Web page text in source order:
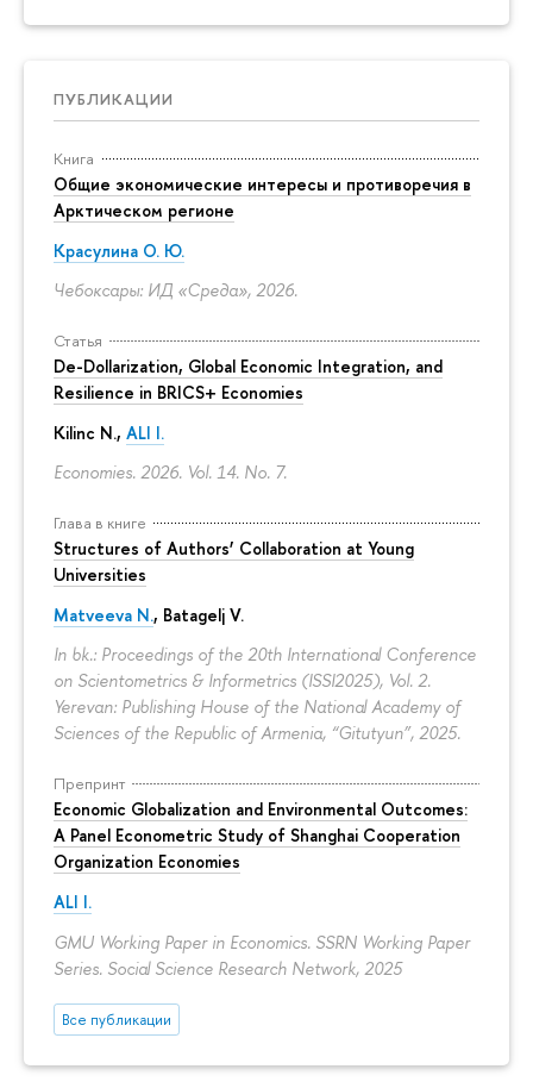
ПУБЛИКАЦИИ
Книга
Общие экономические интересы и противоречия в
Арктическом регионе
Красулина О. Ю.
Чебоксары: ИД «Среда», 2026.
Статья
De-Dollarization, Global Economic Integration, and
Resilience in BRICS+ Economies
Kilinc N., ALI I.
Economies. 2026. Vol. 14. No. 7.
Глава в книге
Structures of Authors’ Collaboration at Young
Universities
Matveeva N., Batagelj V.
In bk.: Proceedings of the 20th International Conference
on Scientometrics & Informetrics (ISSI2025), Vol. 2.
Yerevan: Publishing House of the National Academy of
Sciences of the Republic of Armenia, “Gitutyun”, 2025.
Препринт
Economic Globalization and Environmental Outcomes:
A Panel Econometric Study of Shanghai Cooperation
Organization Economies
ALI I.
GMU Working Paper in Economics. SSRN Working Paper
Series. Social Science Research Network, 2025
Все публикации